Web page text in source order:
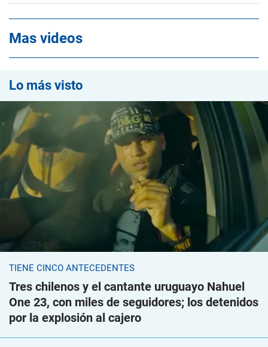
Mas videos
Lo más visto
TIENE CINCO ANTECEDENTES
Tres chilenos y el cantante uruguayo Nahuel
One 23, con miles de seguidores; los detenidos
por la explosión al cajero